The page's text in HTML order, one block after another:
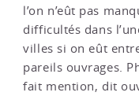
l’on n’eût pas
difficultés dans
villes si on eût
pareils ouvrages.
fait mention, dit